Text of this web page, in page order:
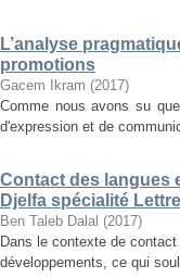
L’analyse
promotions
Gacem Ikram (2017)
Comme nous avons su
d'expression et de
Contact des langues
Djelfa spécialité
Ben Taleb Dalal (2017)
Dans le contexte de
développements, ce qui